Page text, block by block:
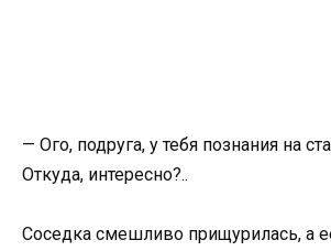
— Ого, подруга, у тебя познания на
Откуда, интересно?..
Соседка смешливо прищурилась, а